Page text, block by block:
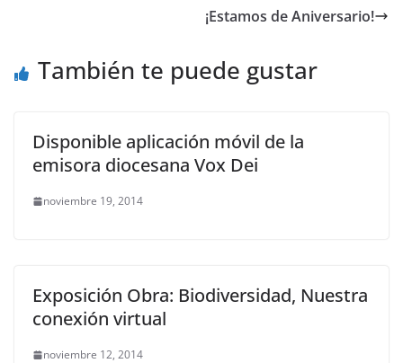
¡Estamos de Aniversario!
También te puede gustar
Disponible aplicación móvil de la
emisora diocesana Vox Dei
noviembre 19, 2014
Exposición Obra: Biodiversidad, Nuestra
conexión virtual
noviembre 12, 2014